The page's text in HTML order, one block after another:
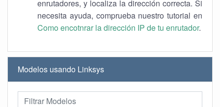
enrutadores, y localiza la dirección correcta. Si
necesita ayuda, comprueba nuestro tutorial en
Como encotnrar la dirección IP de tu enrutador.
Modelos usando Linksys